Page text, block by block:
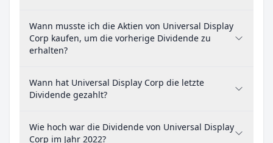
Wann musste ich die Aktien von Universal Display
Corp kaufen, um die vorherige Dividende zu
erhalten?
Wann hat Universal Display Corp die letzte
Dividende gezahlt?
Wie hoch war die Dividende von Universal Display
Corp im Jahr 2022?